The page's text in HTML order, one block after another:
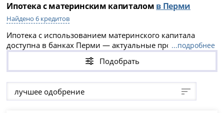
Ипотека с материнским капиталом в Перми
Найдено 6 кредитов
Ипотека с использованием материнского капитала
доступна в банках Перми — актуальные программы на
2026 год предлагают ставки от 16.24% годовых и срок
кредитования до 30 лет.
...подробнее
Подобрать
лучшее одобрение